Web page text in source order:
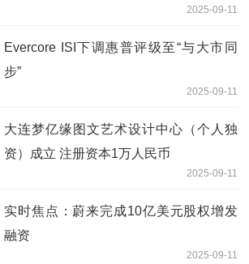
2025-09-11
Evercore ISI下调惠普评级至“与大市同
步”
2025-09-11
大连梦亿缘图文艺术设计中心（个人独
资）成立 注册资本1万人民币
2025-09-11
实时焦点：蔚来完成10亿美元股权增发
融资
2025-09-11